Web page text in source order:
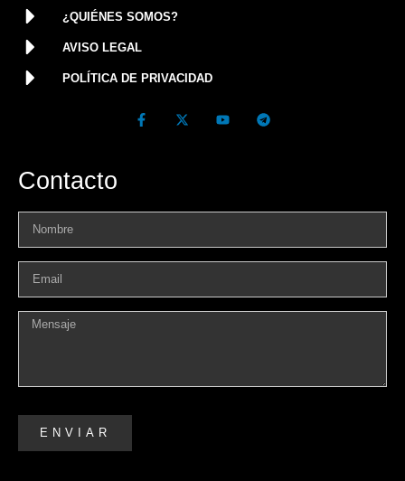
¿QUIÉNES SOMOS?
AVISO LEGAL
POLÍTICA DE PRIVACIDAD
Contacto
ENVIAR